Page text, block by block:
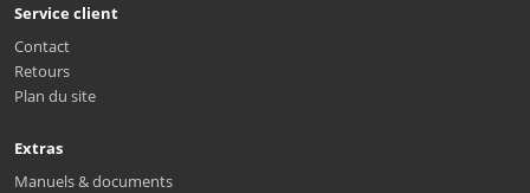
Service client
Contact
Retours
Plan du site
Extras
Manuels & documents